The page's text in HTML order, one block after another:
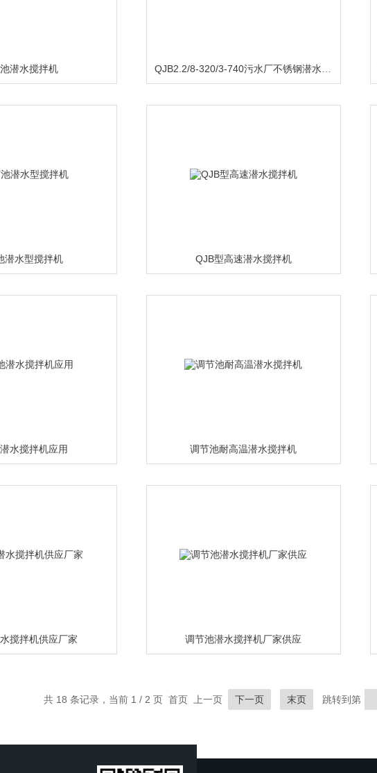
潜水搅拌机
潜水型搅拌机 QJB型高速潜水搅拌机
水搅拌机应用 调节池耐高温潜水搅拌机
搅拌机供应厂家 调节池潜水搅拌机厂家供应
共 18 条记录，当前 1 / 2 页 首页 上一页 下一页 末页 跳转到第